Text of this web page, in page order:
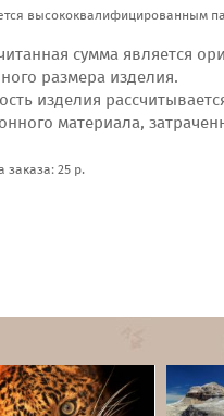
высококвалифицированным
сумма является
размера изделия.
изделия
материала,
25 р.